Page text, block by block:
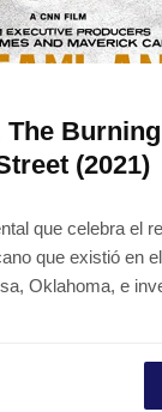
The
(2021)
que celebra el
que existió en
Oklahoma, e